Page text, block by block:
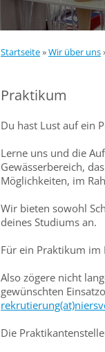
Startseite»Wir über uns
Praktikum
Du hast Lust auf ein
Lerne uns und die
Gewässerbereich,
Möglichkeiten, im
Wir bieten sowohl
deines Studiums an.
Für ein Praktikum im
Also zögere nicht
gewünschten
Die